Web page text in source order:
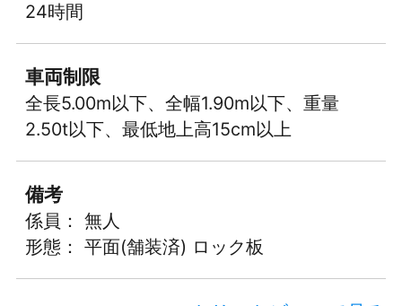
24時間
車両制限
全長5.00m以下、全幅1.90m以下、重量
2.50t以下、最低地上高15cm以上
備考
係員： 無人
形態： 平面(舗装済) ロック板